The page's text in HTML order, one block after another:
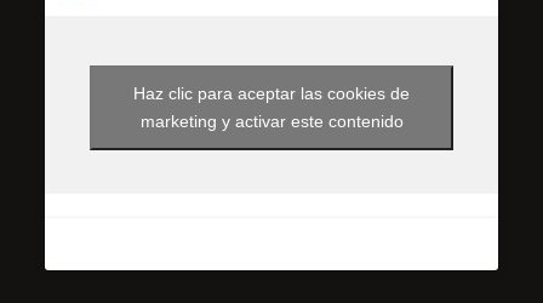
Haz clic para aceptar las cookies de
marketing y activar este contenido